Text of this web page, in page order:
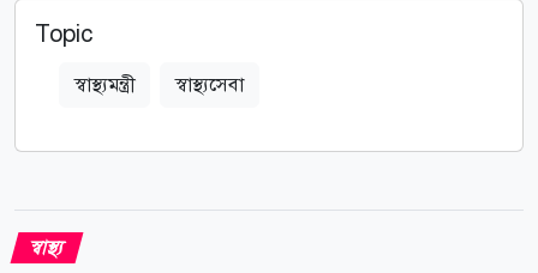
Topic
স্বাস্থ্যমন্ত্রী স্বাস্থ্যসেবা
স্বাস্থ্য